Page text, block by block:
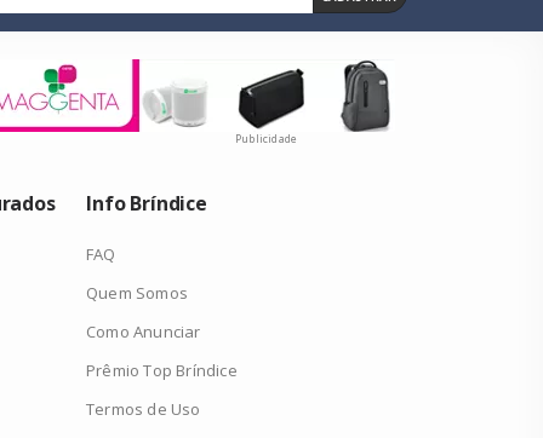
Publicidade
Info Bríndice
FAQ
Quem Somos
Como Anunciar
Prêmio Top Bríndice
Termos de Uso